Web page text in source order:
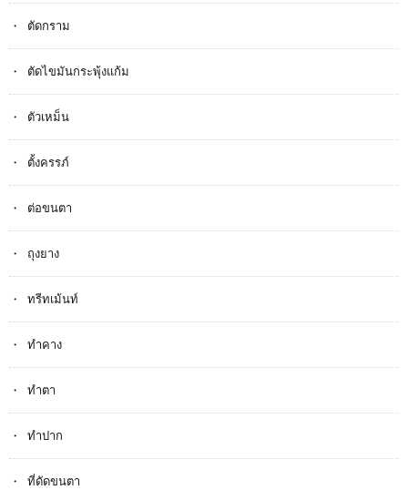
ตัดกราม
ตัดไขมันกระพุ้งแก้ม
ตัวเหม็น
ตั้งครรภ​์
ต่อขนตา
ถุงยาง
ทรีทเม้นท์
ทำคาง
ทำตา
ทำปาก
ที่ดัดขนตา